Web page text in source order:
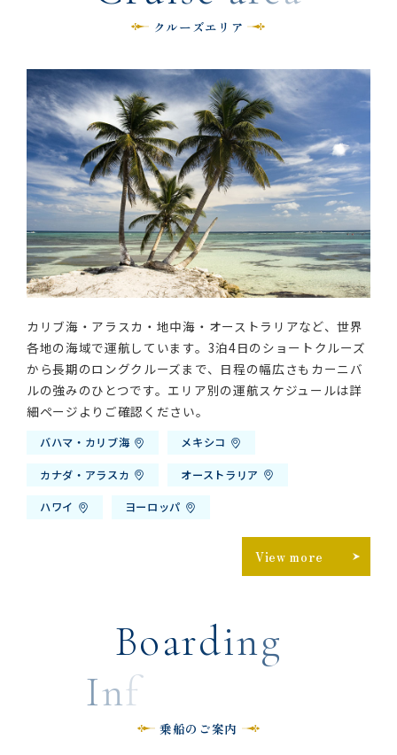
クルーズエリア
カリブ海・アラスカ・地中海・オーストラリアなど、世界
各地の海域で運航しています。3泊4日のショートクルーズ
から長期のロングクルーズまで、日程の幅広さもカーニバ
ルの強みのひとつです。エリア別の運航スケジュールは詳
細ページよりご確認ください。
バハマ・カリブ海 メキシコ
カナダ・アラスカ オーストラリア
ハワイ ヨーロッパ
View more
Boarding
Info
乗船のご案内